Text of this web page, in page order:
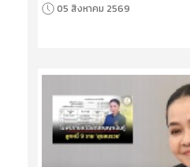
05 สิงหาคม 2569